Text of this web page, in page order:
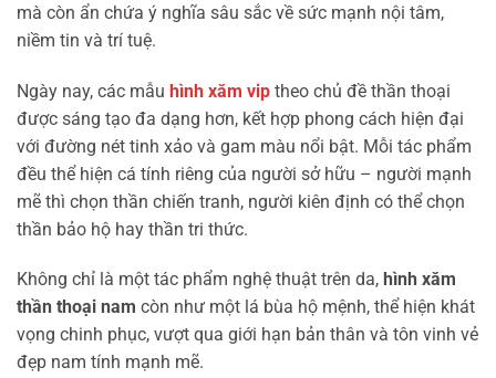
mà còn ẩn chứa ý nghĩa sâu sắc về sức mạnh nội tâm,
niềm tin và trí tuệ.
Ngày nay, các mẫu hình xăm vip theo chủ đề thần thoại
được sáng tạo đa dạng hơn, kết hợp phong cách hiện đại
với đường nét tinh xảo và gam màu nổi bật. Mỗi tác phẩm
đều thể hiện cá tính riêng của người sở hữu – người mạnh
mẽ thì chọn thần chiến tranh, người kiên định có thể chọn
thần bảo hộ hay thần tri thức.
Không chỉ là một tác phẩm nghệ thuật trên da, hình xăm
thần thoại nam còn như một lá bùa hộ mệnh, thể hiện khát
vọng chinh phục, vượt qua giới hạn bản thân và tôn vinh vẻ
đẹp nam tính mạnh mẽ.